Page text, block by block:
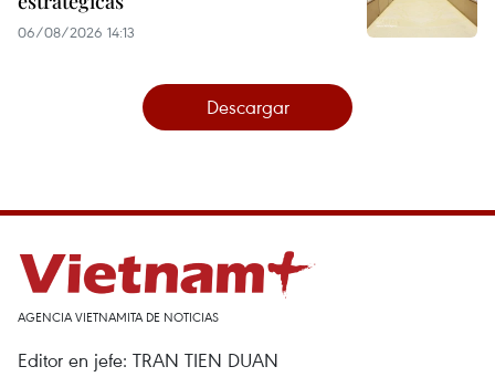
06/08/2026 14:13
Descargar
AGENCIA VIETNAMITA DE NOTICIAS
Editor en jefe: TRAN TIEN DUAN